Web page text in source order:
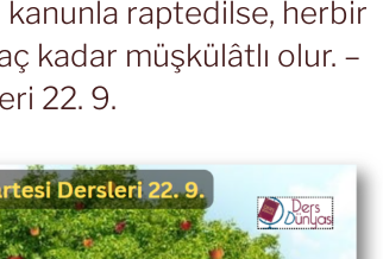
kanunla raptedilse, herbir
kadar müşkülâtlı olur. –
22. 9.